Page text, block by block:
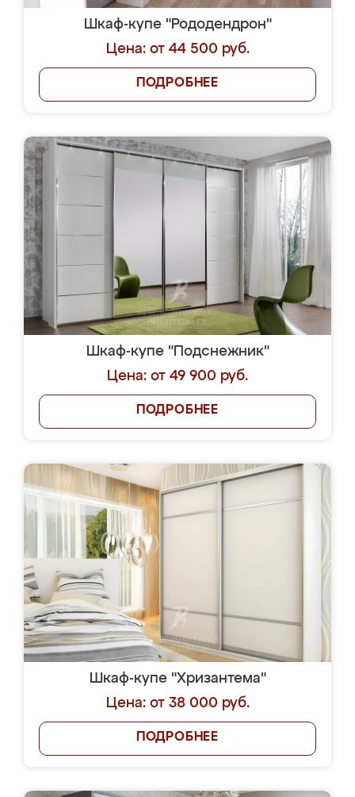
Шкаф-купе "Рододендрон"
Цена: от 44 500 руб.
ПОДРОБНЕЕ
Шкаф-купе "Подснежник"
Цена: от 49 900 руб.
ПОДРОБНЕЕ
Шкаф-купе "Хризантема"
Цена: от 38 000 руб.
ПОДРОБНЕЕ